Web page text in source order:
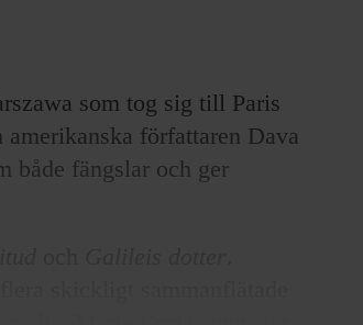
som tog sig till Paris
författaren Dava
både fängslar och ger